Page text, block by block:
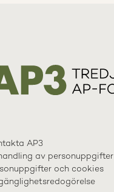
AP3
av personuppgifter
och cookies